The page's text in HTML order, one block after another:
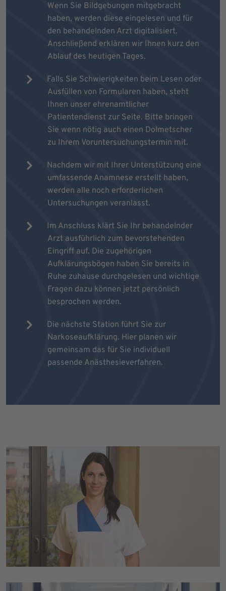
Wenn Sie Bildgebungen mitgebracht
haben, werden diese eingelesen und für
den behandelnden Arzt digitalisiert.
Anschließend erklären wir Ihnen kurz den
Ablauf des heutigen Tages.
Falls Sie Schwierigkeiten beim Lesen oder
Ausfüllen von Formularen haben, steht
Ihnen unser ehrenamtlicher
Patientendienst zur Seite. Bitte bringen
Sie wenn nötig auch einen Dolmetscher
zu Ihrem Voruntersuchungstermin mit.
Nachdem wir mit Ihrer Unterstützung eine
umfassende Anamnese erstellt haben,
werden alle noch erforderlichen
Untersuchungen veranlasst.
Im Anschluss klärt Sie Ihr behandelnder
Arzt ausführlich zum bevorstehenden
Eingriff auf. Die zugehörigen
Aufklärungsbögen haben Sie bereits in
Ruhe zuhause durchgelesen und wichtige
Fragen dazu können jetzt persönlich
besprochen werden.
Die nächste Station führt Sie zur
Narkoseaufklärung. Hier planen wir
gemeinsam das für Sie individuell
passende Anästhesieverfahren.